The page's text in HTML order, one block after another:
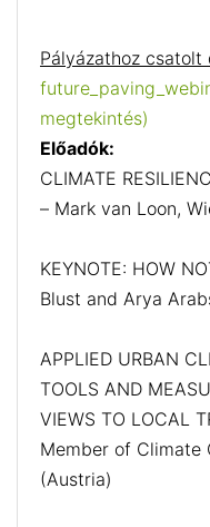
Pályázathoz csatolt
megtekintés)
Előadók:
CLIMATE
– Mark van Loon,
KEYNOTE: HOW
Blust and Arya
APPLIED URBAN
TOOLS AND
VIEWS TO LOCAL
Member of Climate
(Austria)